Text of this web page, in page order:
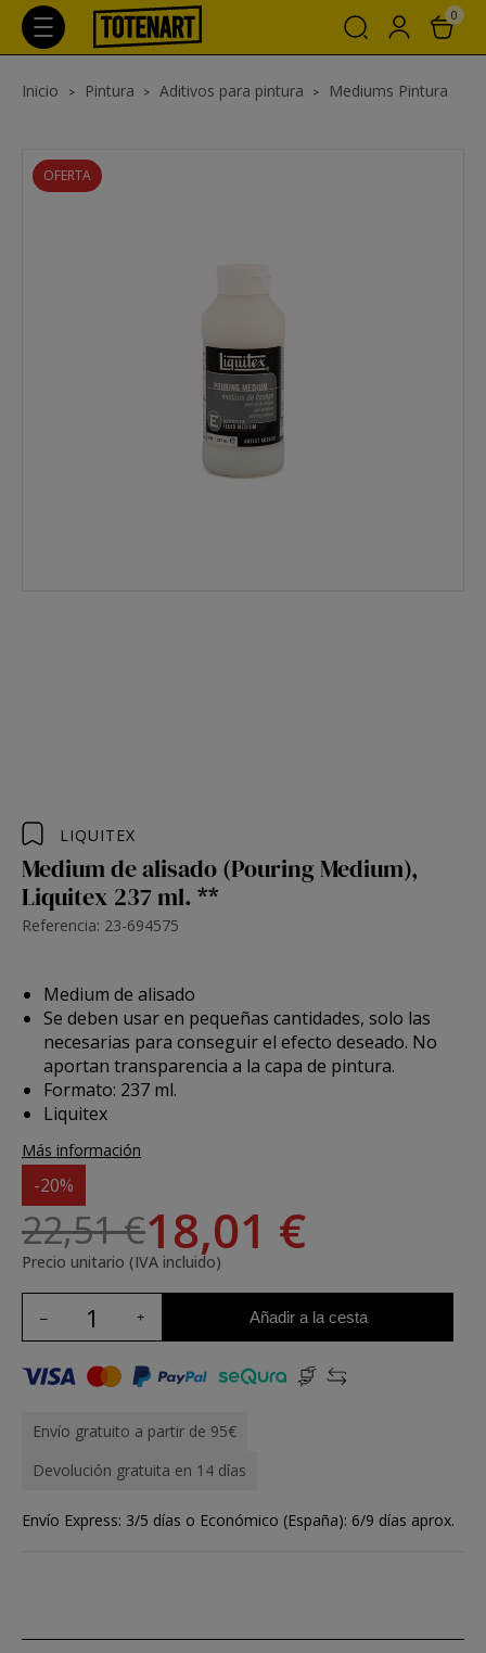
0
Inicio Pintura Aditivos para pintura Mediums Pintura
OFERTA
LIQUITEX
Medium de alisado (Pouring Medium),
Liquitex 237 ml. **
Referencia: 23-694575
Medium de alisado
Se deben usar en pequeñas cantidades, solo las
necesarias para conseguir el efecto deseado. No
aportan transparencia a la capa de pintura.
Formato: 237 ml.
Liquitex
Más información
-20%
22,51 €18,01 €
Precio unitario (IVA incluido)
Añadir a la cesta
Envío gratuito a partir de 95€
Devolución gratuita en 14 días
Envío Express: 3/5 días o Económico (España): 6/9 días aprox.